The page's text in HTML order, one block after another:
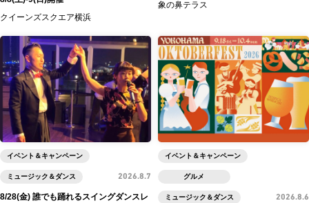
クイーンズスクエア横浜
象の鼻テラス
8/28(金) 誰でも踊れるスイングダンスレ
イベント＆キャンペーン
ミュージック＆ダンス 2026.8.7
イベント＆キャンペーン
グルメ
ミュージック＆ダンス 2026.8.6